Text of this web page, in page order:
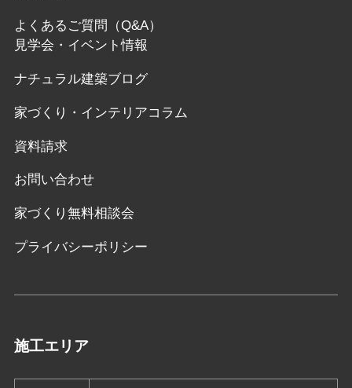
よくあるご質問（Q&A）
見学会・イベント情報
ナチュラル建築ブログ
家づくり・インテリアコラム
資料請求
お問い合わせ
家づくり無料相談会
プライバシーポリシー
施工エリア